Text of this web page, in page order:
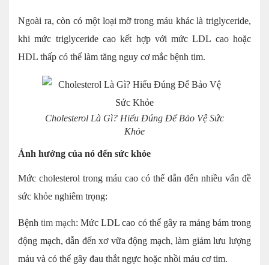
Ngoài ra, còn có một loại mỡ trong máu khác là triglyceride,
khi mức triglyceride cao kết hợp với mức LDL cao hoặc
HDL thấp có thể làm tăng nguy cơ mắc bệnh tim.
Cholesterol Là Gì? Hiểu Đúng Để Bảo Vệ Sức
Khỏe
Ảnh hưởng của nó đến sức khỏe
Mức cholesterol trong máu cao có thể dẫn đến nhiều vấn đề
sức khỏe nghiêm trọng:
Bệnhtim mạch: Mức LDL cao có thể gây ra mảng bám trong
động mạch, dẫn đến xơ vữa động mạch, làm giảm lưu lượng
máu và có thể gây đau thắt ngực hoặc nhồi máu cơ tim.